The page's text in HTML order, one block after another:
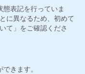
表記を行っていま
に異なるため、初めて
て」をご確認くださ
きます。